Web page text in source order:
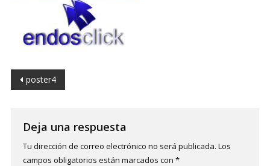
Navegación
entradas
poster4
Deja una respuesta
Tu dirección de correo electrónico no será publicada. Los
campos obligatorios están marcados con *